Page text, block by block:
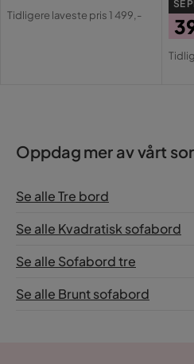
Pris
Original
Tidligere laveste pris 1 499,-
SE
Oppdag mer av vårt
Se alle Tre bord
Se alle Kvadratisk sofabord
Se alle Sofabord tre
Se alle Brunt sofabord